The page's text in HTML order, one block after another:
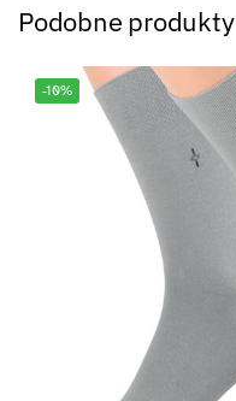
Podobne produkty
-10%